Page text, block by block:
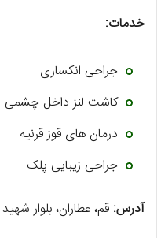
خدمات:
جراحی انکساری
کاشت لنز داخل چشمی
درمان های قوز قرنیه
جراحی زیبایی پلک
آدرس: قم، عطاران، بلوار